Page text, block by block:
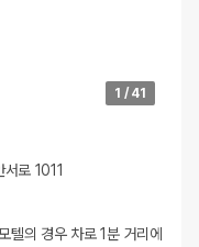
1 / 41
로 1011
텔의 경우 차로 1분 거리에